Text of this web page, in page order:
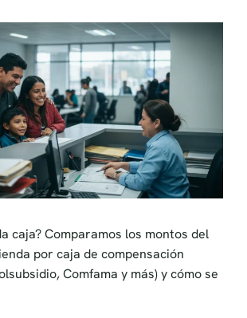
caja? Comparamos los montos del
por caja de compensación
Comfama y más) y cómo se